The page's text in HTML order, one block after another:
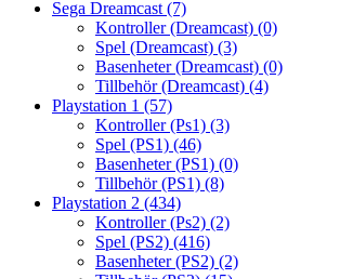
Sega Dreamcast (7)
Kontroller (Dreamcast) (0)
Spel (Dreamcast) (3)
Basenheter (Dreamcast) (0)
Tillbehör (Dreamcast) (4)
Playstation 1 (57)
Kontroller (Ps1) (3)
Spel (PS1) (46)
Basenheter (PS1) (0)
Tillbehör (PS1) (8)
Playstation 2 (434)
Kontroller (Ps2) (2)
Spel (PS2) (416)
Basenheter (PS2) (2)